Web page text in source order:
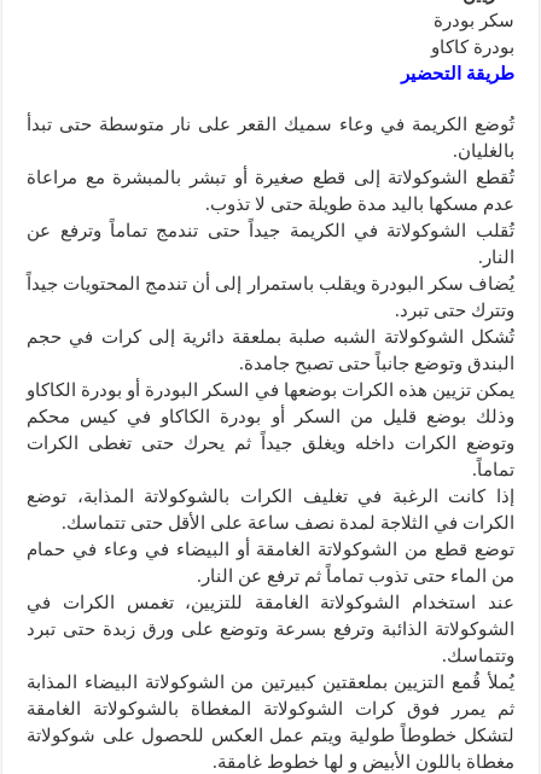
سكر بودرة
بودرة كاكاو
طريقة التحضير
تُوضع الكريمة في وعاء سميك القعر على نار متوسطة حتى تبدأ
بالغليان.
تُقطع الشوكولاتة إلى قطع صغيرة أو تبشر بالمبشرة مع مراعاة
عدم مسكها باليد مدة طويلة حتى لا تذوب.
تُقلب الشوكولاتة في الكريمة جيداً حتى تندمج تماماً وترفع عن
النار.
يُضاف سكر البودرة ويقلب باستمرار إلى أن تندمج المحتويات جيداً
وتترك حتى تبرد.
تُشكل الشوكولاتة الشبه صلبة بملعقة دائرية إلى كرات في حجم
البندق وتوضع جانباً حتى تصبح جامدة.
يمكن تزيين هذه الكرات بوضعها في السكر البودرة أو بودرة الكاكاو
وذلك بوضع قليل من السكر أو بودرة الكاكاو في كيس محكم
وتوضع الكرات داخله ويغلق جيداً ثم يحرك حتى تغطى الكرات
تماماً.
إذا كانت الرغبة في تغليف الكرات بالشوكولاتة المذابة، توضع
الكرات في الثلاجة لمدة نصف ساعة على الأقل حتى تتماسك.
توضع قطع من الشوكولاتة الغامقة أو البيضاء في وعاء في حمام
من الماء حتى تذوب تماماً ثم ترفع عن النار.
عند استخدام الشوكولاتة الغامقة للتزيين، تغمس الكرات في
الشوكولاتة الذائبة وترفع بسرعة وتوضع على ورق زبدة حتى تبرد
وتتماسك.
يُملأ قُمع التزيين بملعقتين كبيرتين من الشوكولاتة البيضاء المذابة
ثم يمرر فوق كرات الشوكولاتة المغطاة بالشوكولاتة الغامقة
لتشكل خطوطاً طولية ويتم عمل العكس للحصول على شوكولاتة
مغطاة باللون الأبيض و لها خطوط غامقة.